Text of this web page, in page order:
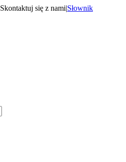
Skontaktuj się z nami|Słownik